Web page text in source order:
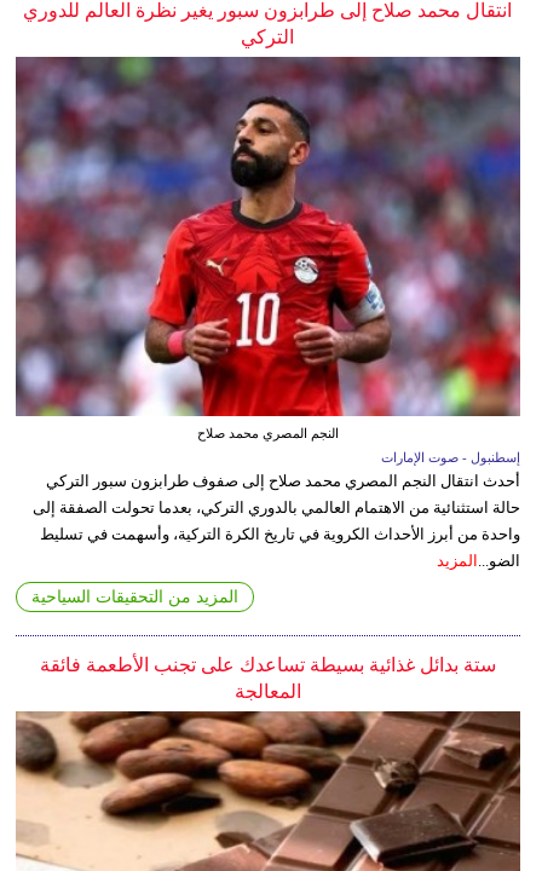
انتقال محمد صلاح إلى طرابزون سبور يغير نظرة العالم للدوري
التركي
النجم المصري محمد صلاح
إسطنبول - صوت الإمارات
أحدث انتقال النجم المصري محمد صلاح إلى صفوف طرابزون سبور التركي
حالة استثنائية من الاهتمام العالمي بالدوري التركي، بعدما تحولت الصفقة إلى
واحدة من أبرز الأحداث الكروية في تاريخ الكرة التركية، وأسهمت في تسليط
الضو... المزيد
المزيد من التحقيقات السياحية
ستة بدائل غذائية بسيطة تساعدك على تجنب الأطعمة فائقة
المعالجة